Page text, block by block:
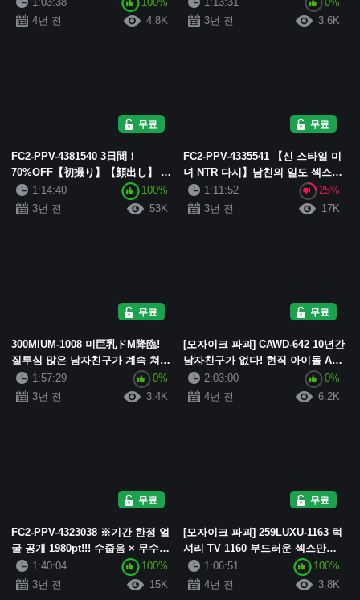
가 있으면 놀고 싶다고 생각한다고
4년 전
4.8K
점원 아가씨는 불...
3년 전
3.6K
무료
FC2-PPV-4381540 3日間！
70%OFF【初撮り】【顔出し】 圧
倒的な初々しさ。 경험 인원수 2명
의 순결한 천사 아가씨. 섹스는 좋
1:14:40
100%
3년 전
53K
무료
FC2-PPV-4335541 【신 스타일 미
녀 NTR 다시】남친의 일도 섹스도
좋아하는 유리짱. 결국, 남자친구
가 일하는 동안 또다시 남의 물건
1:11:52
25%
3년 전
17K
무료
300MIUM-1008 미巨乳ドM降臨!
질투심 많은 남자친구가 계속 쳐다
보는 가운데, 눈물 연속 일라마로
각성해버렸어요. 광고 대행사 루트
1:57:29
0%
3년 전
3.4K
무료
[모자이크 파괴] CAWD-642 10년간
남자친구가 없다! 현직 아이돌 AV
여배우 니시모토 메이사와 술에 취
해 맨몸으로 질내사정을 마구잡이
2:03:00
0%
4년 전
6.2K
무료
FC2-PPV-4323038 ※기간 한정 얼
굴 공개 1980pt!!! 수줍음 × 무수정]
수줍은 몸짓이 귀여운 백옥 같은
19세 간호학도. 최고급 ...
1:40:04
100%
3년 전
15K
무료
[모자이크 파괴] 259LUXU-1163 럭
셔리 TV 1160 부드러운 섹스만으
로는 부족하다... 부드러운 미소가
인상적인 요리학교 교사가 AV에 ...
1:06:51
100%
4년 전
3.8K